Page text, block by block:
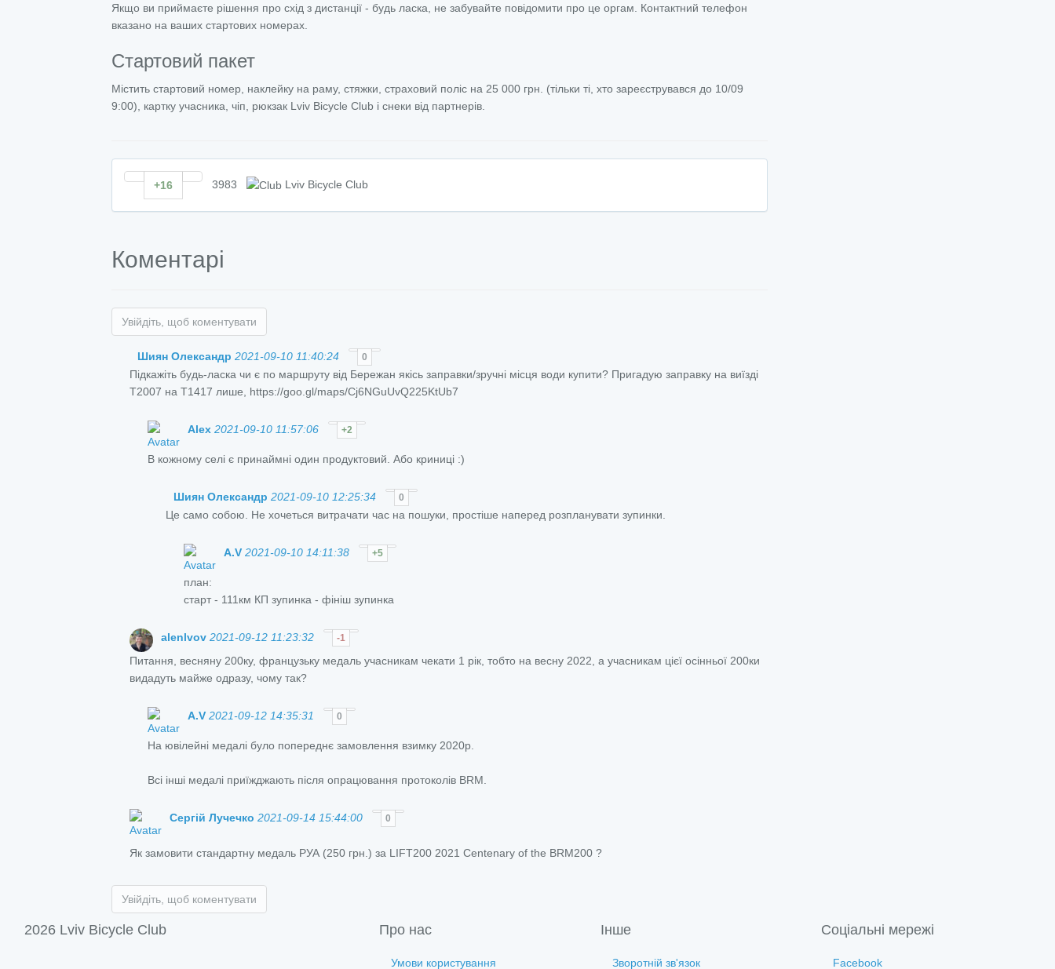
Якщо ви приймаєте рішення про схід з дистанції - будь ласка, не забувайте повідомити про це оргам. Контактний телефон
вказано на ваших стартових номерах.
Стартовий пакет
Містить стартовий номер, наклейку на раму, стяжки, страховий поліс на 25 000 грн. (тільки ті, хто зареєструвався до 10/09
9:00), картку учасника, чіп, рюкзак Lviv Bicycle Club і снеки від партнерів.
+16 3983 Lviv Bicycle Club
Коментарі
Увійдіть, щоб коментувати
Шиян Олександр 2021-09-10 11:40:24 0
Підкажіть будь-ласка чи є по маршруту від Бережан якісь заправки/зручні місця води купити? Пригадую заправку на виїзді
T2007 на T1417 лише, https://goo.gl/maps/Cj6NGuUvQ225KtUb7
Alex 2021-09-10 11:57:06 +2
В кожному селі є принаймні один продуктовий. Або криниці :)
Шиян Олександр 2021-09-10 12:25:34 0
Це само собою. Не хочеться витрачати час на пошуки, простіше наперед розпланувати зупинки.
A.V 2021-09-10 14:11:38 +5
план:
старт - 111км КП зупинка - фініш зупинка
alenlvov 2021-09-12 11:23:32 -1
Питання, весняну 200ку, французьку медаль учасникам чекати 1 рік, тобто на весну 2022, а учасникам цієї осінньої 200ки
видадуть майже одразу, чому так?
A.V 2021-09-12 14:35:31 0
На ювілейні медалі було попереднє замовлення взимку 2020р.
Всі інші медалі приїжджають після опрацювання протоколів BRM.
Сергій Лучечко 2021-09-14 15:44:00 0
Як замовити стандартну медаль РУА (250 грн.) за LIFT200 2021 Centenary of the BRM200 ?
Увійдіть, щоб коментувати
Про нас
Умови користування
Інше
Зворотній зв'язок
Соціальні мережі
Facebook
2026 Lviv Bicycle Club